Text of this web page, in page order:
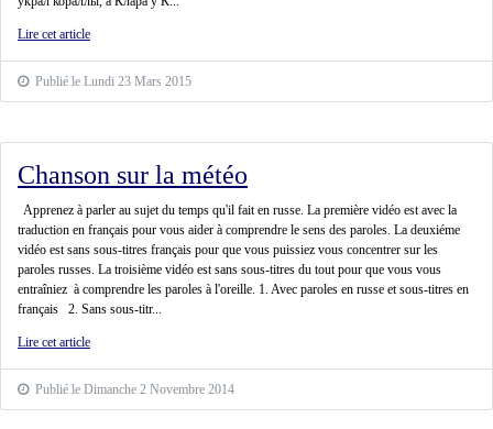
Lire cet article
Publié le Lundi 23 Mars 2015
Chanson sur la météo
Apprenez à parler au sujet du temps qu'il fait en russe. La première vidéo est avec la
traduction en français pour vous aider à comprendre le sens des paroles. La deuxiéme
vidéo est sans sous-titres français pour que vous puissiez vous concentrer sur les
paroles russes. La troisième vidéo est sans sous-titres du tout pour que vous vous
entraîniez à comprendre les paroles à l'oreille. 1. Avec paroles en russe et sous-titres en
français 2. Sans sous-titr...
Lire cet article
Publié le Dimanche 2 Novembre 2014